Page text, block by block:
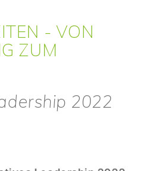
- VON
ZUM
2022